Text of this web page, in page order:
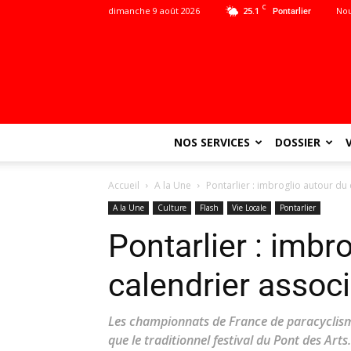
25.1 C Pontarlier
dimanche 9 août 2026
NOS SERVICES DOSSIER
Accueil A la Une Pontarlier : imbroglio autour du
A la Une Culture Flash Vie Locale Pontarlier
Pontarlier :
calendrier
Les championnats de France de
que le traditionnel festival du Pont des